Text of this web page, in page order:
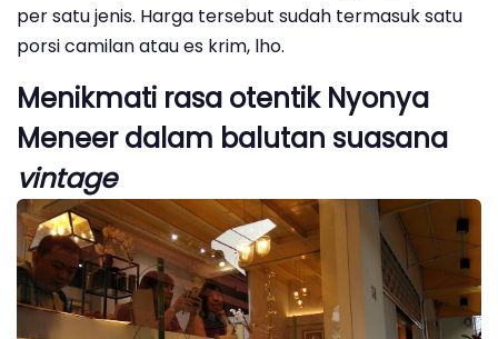
per satu jenis. Harga tersebut sudah termasuk satu
porsi camilan atau es krim, lho.
Menikmati rasa otentik Nyonya
Meneer dalam balutan suasana
vintage